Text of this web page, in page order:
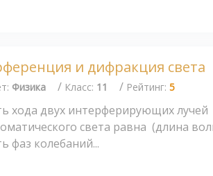
и дифракция света
Физика / Класс: 11 / Рейтинг: 5
хода двух интерферирующих лучей
света равна (длина
фаз колебаний...